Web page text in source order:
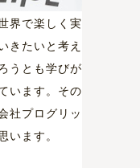
で楽しく実感性高
たいと考えていま
とも学びが止まら
ます。そのような
プログリット様の
ます。